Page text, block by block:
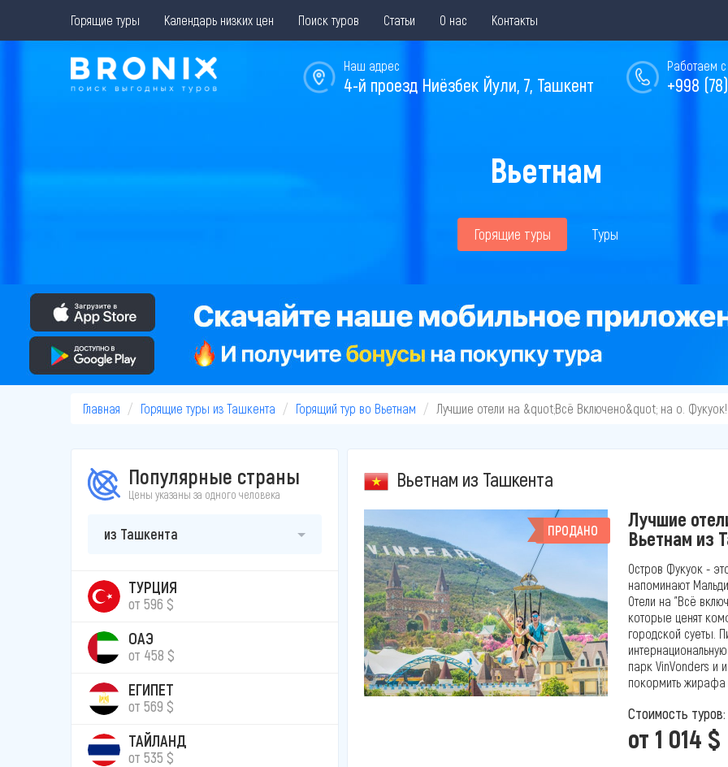
Горящие туры Календарь низких цен Поиск туров Статьи О нас Контакты
Работаем с
+998
Наш адрес
4-й проезд Ниёзбек Йули, 7, Ташкент
Вьетнам
Горящие туры Туры
Главная Горящие туры из Ташкента Горящий тур во Вьетнам Лучшие отели на &quot;Всё Включено&quot; на о.
Популярные страны
Цены указаны за одного человека
из Ташкента
ТУРЦИЯ
от 596 $
ОАЭ
от 458 $
ЕГИПЕТ
от 569 $
ТАЙЛАНД
от 535 $
Вьетнам из Ташкента
ПРОДАНО
Лучшие
Вьетнам из
Остров Фукуок -
напоминают
Отели на "Всё
которые ценят
городской суеты.
парк VinVonders и
покормить жирафа
Стоимость туров:
от 1 014 $